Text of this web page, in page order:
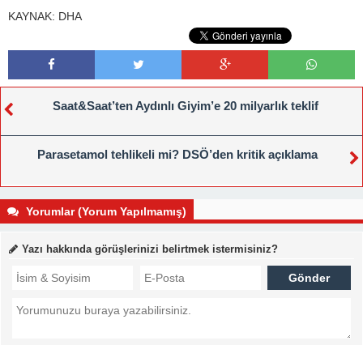
KAYNAK: DHA
Saat&Saat’ten Aydınlı Giyim’e 20 milyarlık teklif
Parasetamol tehlikeli mi? DSÖ’den kritik açıklama
Yorumlar (Yorum Yapılmamış)
Yazı hakkında görüşlerinizi belirtmek istermisiniz?